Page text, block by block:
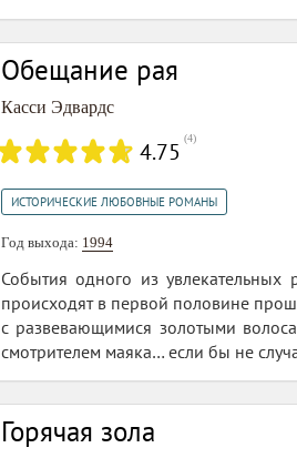
Обещание рая
Касси Эдвардс
4.75 (4)
ИСТОРИЧЕСКИЕ ЛЮБОВНЫЕ РОМАНЫ
Год выхода: 1994
События одного из
происходят в первой половине
с развевающимися золотыми
смотрителем маяка… если бы не
Горячая зола